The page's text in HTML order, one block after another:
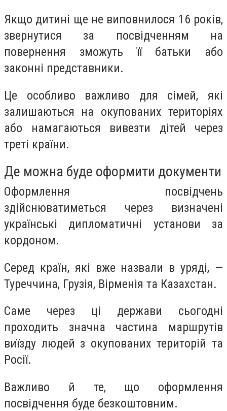
Якщо дитині ще не виповнилося 16 років,
звернутися за посвідченням на
повернення зможуть її батьки або
законні представники.
Це особливо важливо для сімей, які
залишаються на окупованих територіях
або намагаються вивезти дітей через
треті країни.
Де можна буде оформити документи
Оформлення посвідчень
здійснюватиметься через визначені
українські дипломатичні установи за
кордоном.
Серед країн, які вже назвали в уряді, —
Туреччина, Грузія, Вірменія та Казахстан.
Саме через ці держави сьогодні
проходить значна частина маршрутів
виїзду людей з окупованих територій та
Росії.
Важливо й те, що оформлення
посвідчення буде безкоштовним.